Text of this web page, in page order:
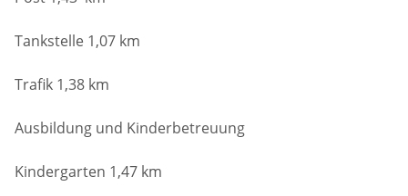
Tankstelle 1,07 km
Trafik 1,38 km
Ausbildung und Kinderbetreuung
Kindergarten 1,47 km